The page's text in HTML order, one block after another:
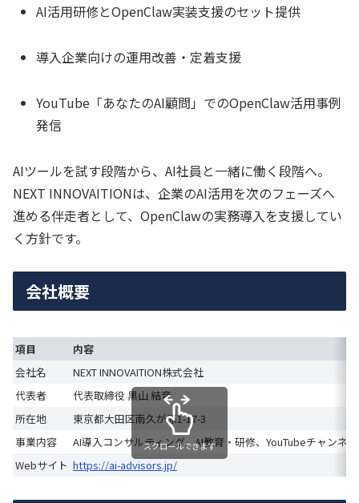
AI活用研修とOpenClaw実装支援のセット提供
導入企業向けの運用改善・定着支援
YouTube「あなたのAI顧問」でのOpenClaw活用事例
発信
AIツールを試す段階から、AI社員と一緒に働く段階へ。
NEXT INNOVAITIONは、企業のAI活用を次のフェーズへ
進める伴走者として、OpenClawの実務導入を支援してい
く方針です。
会社概要
項目
内容
会社名
NEXT INNOVAITION株式会社
代表者
代表取締役 黒山 結音
所在地
東京都大田区南久が原1-17-3
事業内容
AI導入コンサルティング、AI教育・研修、YouTubeチャンネ
Webサイト https://ai-advisors.jp/
スクロールできます